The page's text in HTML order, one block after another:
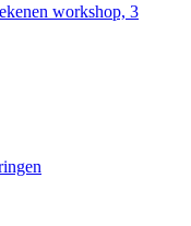
workshop, 3